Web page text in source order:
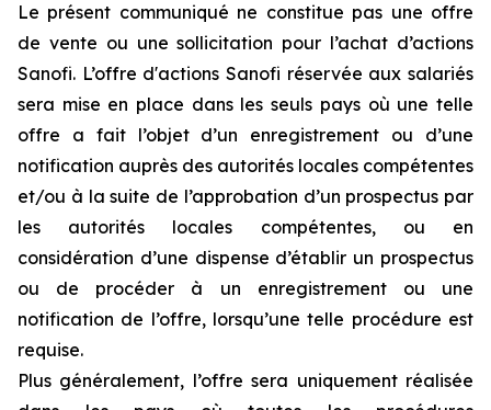
Le présent communiqué ne constitue pas une offre
de vente ou une sollicitation pour l’achat d’actions
Sanofi. L’offre d'actions Sanofi réservée aux salariés
sera mise en place dans les seuls pays où une telle
offre a fait l’objet d’un enregistrement ou d’une
notification auprès des autorités locales compétentes
et/ou à la suite de l’approbation d’un prospectus par
les autorités locales compétentes, ou en
considération d’une dispense d’établir un prospectus
ou de procéder à un enregistrement ou une
notification de l’offre, lorsqu’une telle procédure est
requise.
Plus généralement, l’offre sera uniquement réalisée